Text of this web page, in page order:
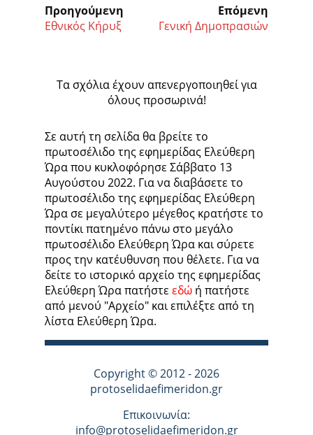
Προηγούμενη
Εθνικός Κήρυξ
Επόμενη
Γενική Δημοπρασιών
Τα σχόλια έχουν απενεργοποιηθεί για
όλους προσωρινά!
Σε αυτή τη σελίδα θα βρείτε το
πρωτοσέλιδο της εφημερίδας Ελεύθερη
Ώρα που κυκλοφόρησε Σάββατο 13
Αυγούστου 2022. Για να διαβάσετε το
πρωτοσέλιδο της εφημερίδας Ελεύθερη
Ώρα σε μεγαλύτερο μέγεθος κρατήστε το
ποντίκι πατημένο πάνω στο μεγάλο
πρωτοσέλιδο Ελεύθερη Ώρα και σύρετε
προς την κατέυθυνση που θέλετε. Για να
δείτε το ιστορικό αρχείο της εφημερίδας
Ελεύθερη Ώρα πατήστε εδώ ή πατήστε
από μενού "Αρχείο" και επιλέξτε από τη
λίστα Ελεύθερη Ώρα.
Copyright © 2012 - 2026
protoselidaefimeridon.gr
Επικοινωνία:
info@protoselidaefimeridon.gr